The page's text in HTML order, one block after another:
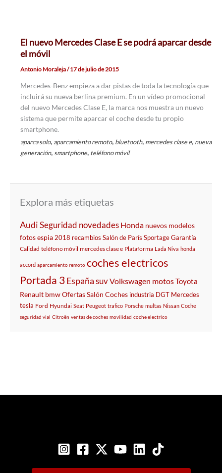
El nuevo Mercedes Clase E se podrá aparcar desde
el móvil
Antonio Moraleja/17 de julio de 2015
Mercedes-Benz empieza a dar pistas de toda la tecnología que
incluirá su nueva berlina premium. En un vídeo promocional
del nuevo Mercedes Clase E, la marca nos muestra un nuevo
sistema que permite aparcar el coche desde tu propio
smartphone.
aparca solo, aparcamiento remoto, bluetooth, mercedes clase e, nueva
generación,smartphone, teléfono móvil
Explora más etiquetas
AudiSeguridad novedades Honda nuevos modelos
fotos espia2018 recambios Salón de París Sportage Garantía
Calidad teléfono móvil mercedes clase e Plataforma Lada Niva honda
accord aparcamiento remoto coches electricos
Portada 3España suvVolkswagen motosToyota
Renault bmwOfertasSalón Coches industria DGT Mercedes
tesla Ford Hyundai Seat Peugeot trafico Porsche multas Nissan Coche
seguridad vial Citroën ventas de coches movilidad coche electrico